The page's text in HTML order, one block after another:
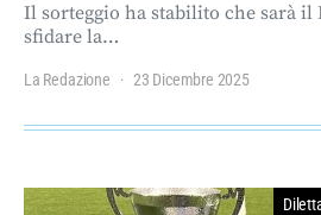
Il sorteggio ha stabilito che sarà il
sfidare la…
La Redazione 23 Dicembre 2025